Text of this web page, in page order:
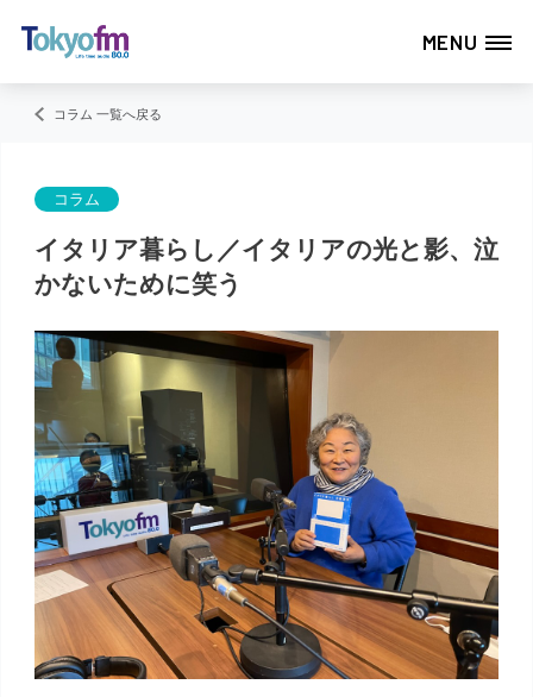
MENU
コラム 一覧へ戻る
コラム
イタリア暮らし／イタリアの光と影、泣
かないために笑う